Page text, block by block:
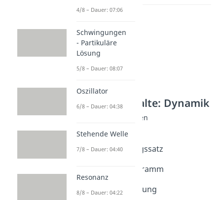
Weitere Inhalte: Dynamik
Energie: Grundlagen
Was ist Energie?
Dauer: 04:45
Energieerhaltungssatz
Energieflussdiagramm
Dauer: 04:23
Energieumwandlung
4/8 – Dauer: 07:06
Schwingungen
- Partikuläre
Lösung
5/8 – Dauer: 08:07
Oszillator
6/8 – Dauer: 04:38
Stehende Welle
7/8 – Dauer: 04:40
Resonanz
8/8 – Dauer: 04:22